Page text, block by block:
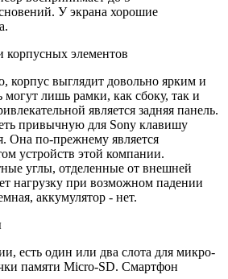
У экрана хорошие
корпусных элементов
корпус выглядит довольно ярким и
лишь рамки, как сбоку, так и
является задняя панель.
привычную для Sony клавишу
Она по-прежнему является
устройств этой компании.
углы, отделенные от внешней
нагрузку при возможном падении
аккумулятор - нет.
есть один или два слота для микро-
памяти Micro-SD. Смартфон